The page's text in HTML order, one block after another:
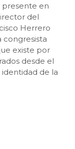
presente en
del
Herrero
existe por
desde el
de la